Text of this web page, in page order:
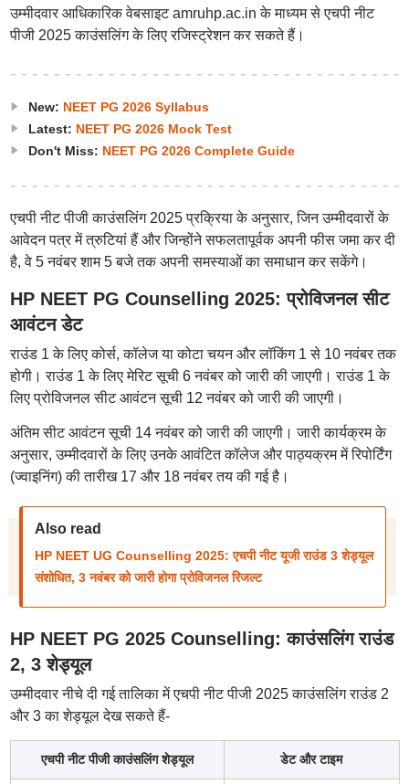
उम्मीदवार आधिकारिक वेबसाइट amruhp.ac.in के माध्यम से एचपी नीट
पीजी 2025 काउंसलिंग के लिए रजिस्ट्रेशन कर सकते हैं।
New: NEET PG 2026 Syllabus
Latest: NEET PG 2026 Mock Test
Don't Miss: NEET PG 2026 Complete Guide
एचपी नीट पीजी काउंसलिंग 2025 प्रक्रिया के अनुसार, जिन उम्मीदवारों के
आवेदन पत्र में त्रुटियां हैं और जिन्होंने सफलतापूर्वक अपनी फीस जमा कर दी
है, वे 5 नवंबर शाम 5 बजे तक अपनी समस्याओं का समाधान कर सकेंगे।
HP NEET PG Counselling 2025: प्रोविजनल सीट
आवंटन डेट
राउंड 1 के लिए कोर्स, कॉलेज या कोटा चयन और लॉकिंग 1 से 10 नवंबर तक
होगी। राउंड 1 के लिए मेरिट सूची 6 नवंबर को जारी की जाएगी। राउंड 1 के
लिए प्रोविजनल सीट आवंटन सूची 12 नवंबर को जारी की जाएगी।
अंतिम सीट आवंटन सूची 14 नवंबर को जारी की जाएगी। जारी कार्यक्रम के
अनुसार, उम्मीदवारों के लिए उनके आवंटित कॉलेज और पाठ्यक्रम में रिपोर्टिंग
(ज्वाइनिंग) की तारीख 17 और 18 नवंबर तय की गई है।
Also read
HP NEET UG Counselling 2025: एचपी नीट यूजी राउंड 3 शेड्यूल
संशोधित, 3 नवंबर को जारी होगा प्रोविजनल रिजल्ट
HP NEET PG 2025 Counselling: काउंसलिंग राउंड
2, 3 शेड्यूल
उम्मीदवार नीचे दी गई तालिका में एचपी नीट पीजी 2025 काउंसलिंग राउंड 2
और 3 का शेड्यूल देख सकते हैं-
एचपी नीट पीजी काउंसलिंग शेड्यूल डेट और टाइम